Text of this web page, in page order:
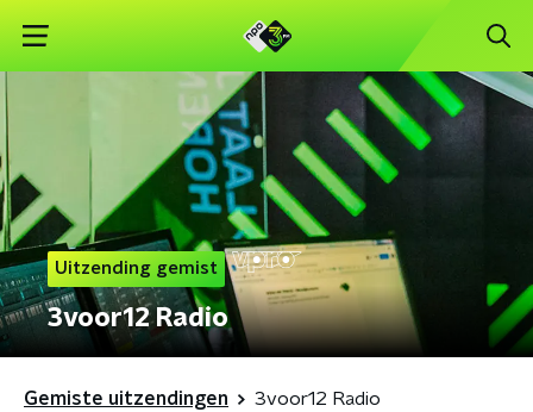
Uitzending gemist
3voor12 Radio
Gemiste uitzendingen 3voor12 Radio